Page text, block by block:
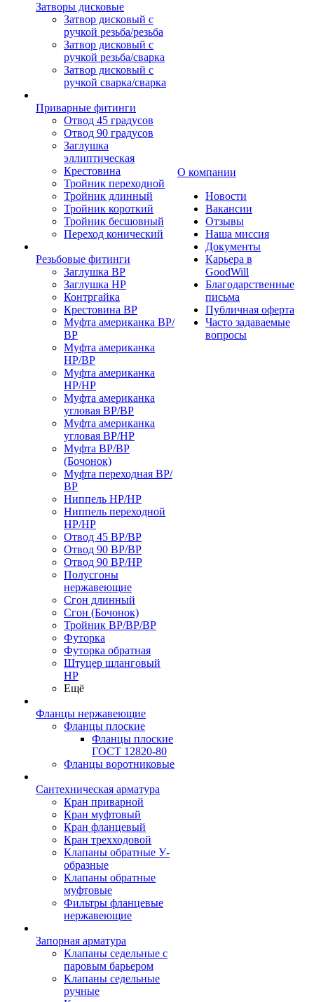
Затворы дисковые
Затвор дисковый с
ручкой резьба/резьба
Затвор дисковый с
ручкой резьба/сварка
Затвор дисковый с
ручкой сварка/сварка
Приварные фитинги
Отвод 45 градусов
Отвод 90 градусов
Заглушка
эллиптическая
Крестовина
Тройник переходной
Тройник длинный
Тройник короткий
Тройник бесшовный
Переход конический
Резьбовые фитинги
Заглушка ВР
Заглушка НР
Контргайка
Крестовина ВР
Муфта американка ВР/
ВР
Муфта американка
НР/ВР
Муфта американка
НР/НР
Муфта американка
угловая ВР/ВР
Муфта американка
угловая ВР/НР
Муфта ВР/ВР
(Бочонок)
Муфта переходная ВР/
ВР
Ниппель НР/НР
Ниппель переходной
НР/НР
Отвод 45 ВР/ВР
Отвод 90 ВР/ВР
Отвод 90 ВР/НР
Полусгоны
нержавеющие
Сгон длинный
Сгон (Бочонок)
Тройник ВР/ВР/ВР
Футорка
Футорка обратная
Штуцер шланговый
НР
Ещё
Фланцы нержавеющие
Фланцы плоские
Фланцы плоские
ГОСТ 12820-80
Фланцы воротниковые
Сантехническая арматура
Кран приварной
Кран муфтовый
Кран фланцевый
Кран трехходовой
Клапаны обратные У-
образные
Клапаны обратные
муфтовые
Фильтры фланцевые
нержавеющие
Запорная арматура
Клапаны седельные с
паровым барьером
Клапаны седельные
ручные
О компании
Новости
Вакансии
Отзывы
Наша миссия
Документы
Карьера в
GoodWill
Благодарственные
письма
Публичная оферта
Часто задаваемые
вопросы